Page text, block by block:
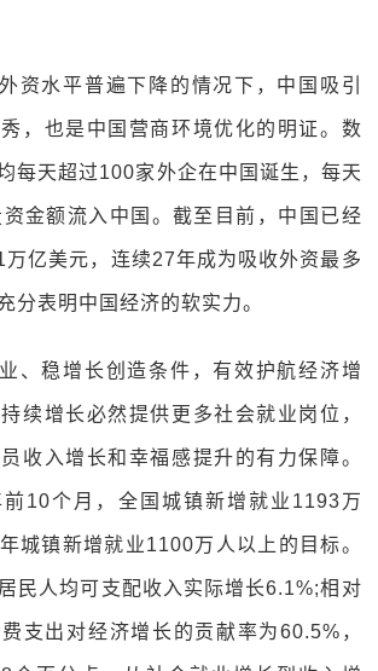
资水平普遍下降的情况下，中国吸引
，也是中国营商环境优化的明证。数
每天超过100家外企在中国诞生，每天
金额流入中国。截至目前，中国已经
亿美元，连续27年成为吸收外资最多
分表明中国经济的软实力。
、稳增长创造条件，有效护航经济增
续增长必然提供更多社会就业岗位，
收入增长和幸福感提升的有力保障。
10个月，全国城镇新增就业1193万
城镇新增就业1100万人以上的目标。
民人均可支配收入实际增长6.1%;相对
支出对经济增长的贡献率为60.5%，